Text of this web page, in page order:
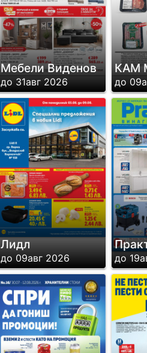
Мебели Виденов
до 31авг 2026
КАМ
до
Лидл
до 09авг 2026 до